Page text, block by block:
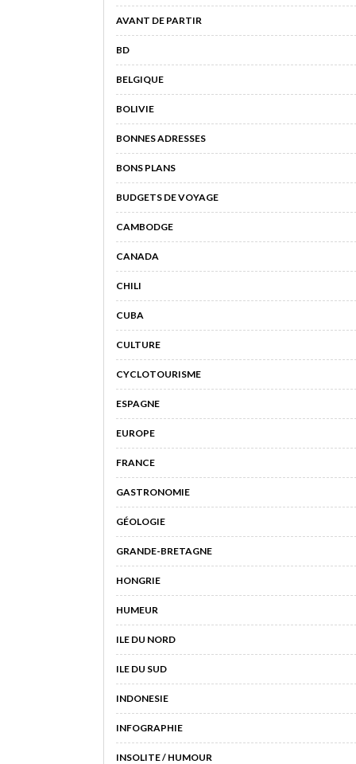
AVANT DE PARTIR
BD
BELGIQUE
BOLIVIE
BONNES ADRESSES
BONS PLANS
BUDGETS DE VOYAGE
CAMBODGE
CANADA
CHILI
CUBA
CULTURE
CYCLOTOURISME
ESPAGNE
EUROPE
FRANCE
GASTRONOMIE
GÉOLOGIE
GRANDE-BRETAGNE
HONGRIE
HUMEUR
ILE DU NORD
ILE DU SUD
INDONESIE
INFOGRAPHIE
INSOLITE / HUMOUR